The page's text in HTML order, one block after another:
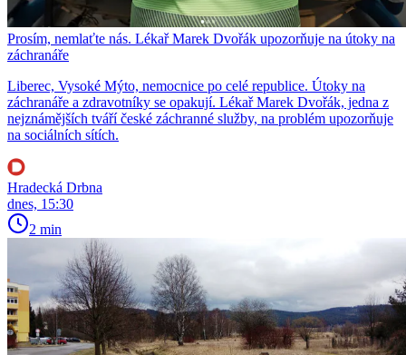
Prosím, nemlaťte nás. Lékař Marek Dvořák upozorňuje na útoky na
záchranáře
Liberec, Vysoké Mýto, nemocnice po celé republice. Útoky na
záchranáře a zdravotníky se opakují. Lékař Marek Dvořák, jedna z
nejznámějších tváří české záchranné služby, na problém upozorňuje
na sociálních sítích.
Hradecká Drbna
dnes, 15:30
2 min